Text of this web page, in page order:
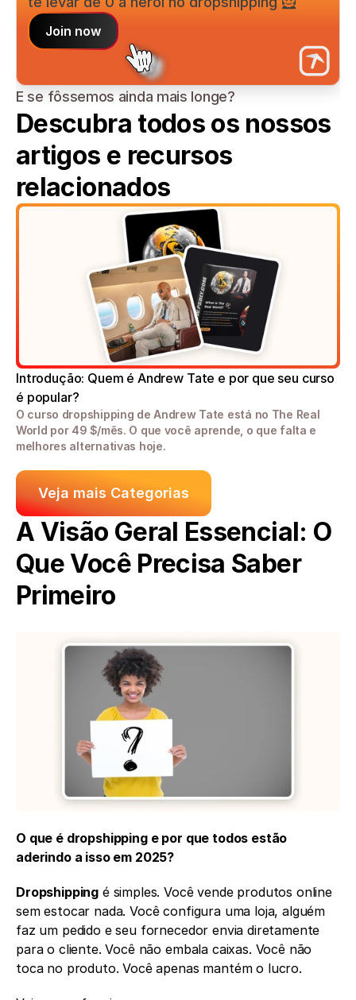
Join now
E se fôssemos ainda mais longe?
Descubra todos os nossos
artigos e recursos
relacionados
Introdução: Quem é Andrew Tate e por que seu curso
é popular?
O curso dropshipping de Andrew Tate está no The Real
World por 49 $/mês. O que você aprende, o que falta e
melhores alternativas hoje.
Veja mais Categorias
A Visão Geral Essencial: O
Que Você Precisa Saber
Primeiro
O que é dropshipping e por que todos estão
aderindo a isso em 2025?
Dropshipping é simples. Você vende produtos online
sem estocar nada. Você configura uma loja, alguém
faz um pedido e seu fornecedor envia diretamente
para o cliente. Você não embala caixas. Você não
toca no produto. Você apenas mantém o lucro.